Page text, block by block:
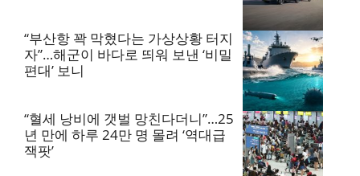
“부산항 꽉 막혔다는 가상상황 터지
자”…해군이 바다로 띄워 보낸 ‘비밀
편대’ 보니
“혈세 낭비에 갯벌 망친다더니”…25
년 만에 하루 24만 명 몰려 ‘역대급
잭팟’